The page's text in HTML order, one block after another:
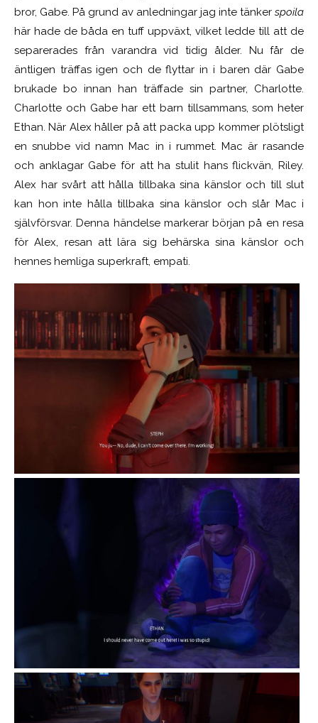
bror, Gabe. På grund av anledningar jag inte tänker spoila
här hade de båda en tuff uppväxt, vilket ledde till att de
separerades från varandra vid tidig ålder. Nu får de
äntligen träffas igen och de flyttar in i baren där Gabe
brukade bo innan han träffade sin partner, Charlotte.
Charlotte och Gabe har ett barn tillsammans, som heter
Ethan. När Alex håller på att packa upp kommer plötsligt
en snubbe vid namn Mac in i rummet. Mac är rasande
och anklagar Gabe för att ha stulit hans flickvän, Riley.
Alex har svårt att hålla tillbaka sina känslor och till slut
kan hon inte hålla tillbaka sina känslor och slår Mac i
självförsvar. Denna händelse markerar början på en resa
för Alex, resan att lära sig behärska sina känslor och
hennes hemliga superkraft, empati.